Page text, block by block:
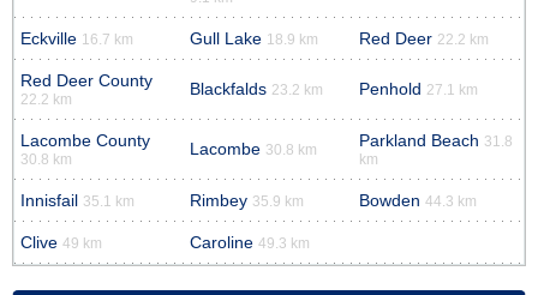
Eckville 16.7 km Gull Lake 18.9 km Red Deer 22.2 km
Red Deer County
22.2 km
Blackfalds 23.2 km Penhold 27.1 km
Lacombe County
30.8 km
Lacombe 30.8 km Parkland Beach 31.8
km
Innisfail 35.1 km Rimbey 35.9 km Bowden 44.3 km
Clive 49 km Caroline 49.3 km